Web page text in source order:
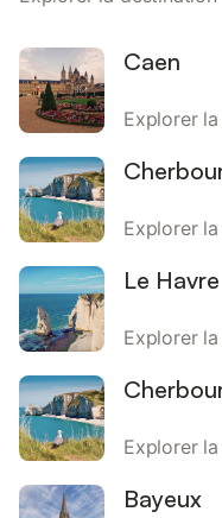
Caen
Explorer
Explorer
Le Havre
Explorer
Explorer
Bayeux